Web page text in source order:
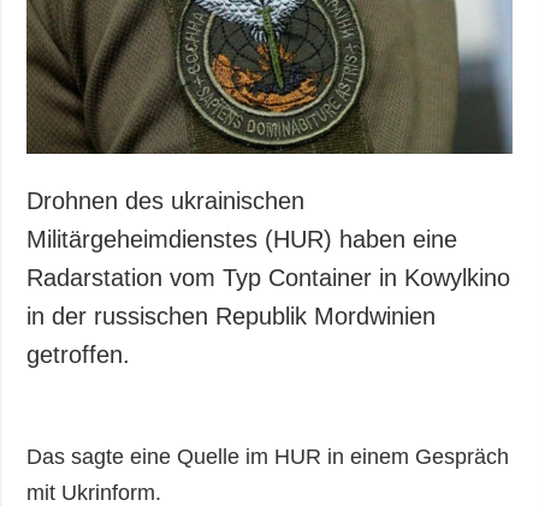
Gesellschaft und
Kultur
Sport
Kriminalität
Notstand und
ZUSÄTZLICH
Veröffentlichungen
Interview
Fotos
LEISTUNGEN
Abonnement
Fotobank
Drohnen des ukrainischen
Militärgeheimdienstes (HUR) haben eine
Radarstation vom Typ Container in Kowylkino
in der russischen Republik Mordwinien
getroffen.
Das sagte eine Quelle im HUR in einem Gespräch
mit Ukrinform.